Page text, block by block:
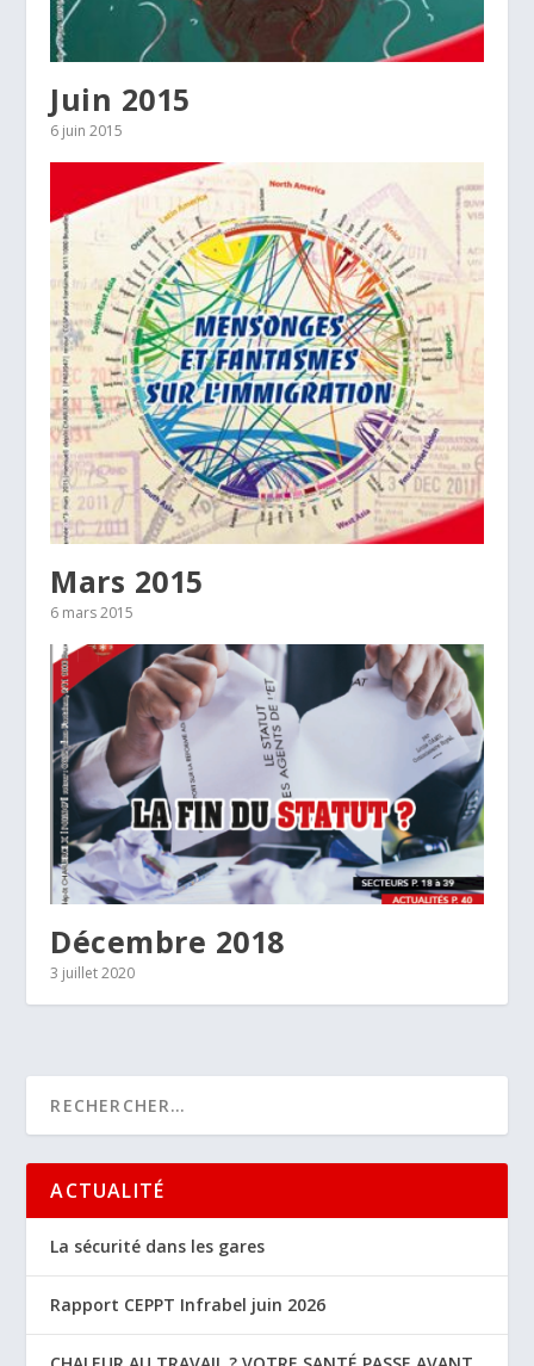
Juin 2015
6 juin 2015
Mars 2015
6 mars 2015
Décembre 2018
3 juillet 2020
ACTUALITÉ
La sécurité dans les gares
Rapport CEPPT Infrabel juin 2026